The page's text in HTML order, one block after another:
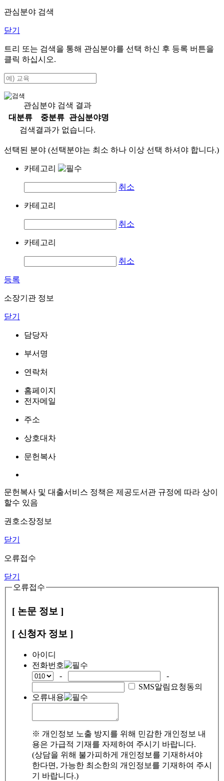
관심분야 검색
닫기
트리 또는 검색을 통해 관심분야를 선택 하신 후 등록 버튼을
클릭 하십시오.
관심분야 검색 결과
대분류
중분류
관심분야명
검색결과가 없습니다.
선택된 분야 (선택분야는 최소 하나 이상 선택 하셔야 합니다.)
카테고리
취소
카테고리
취소
카테고리
취소
등록
소장기관 정보
닫기
담당자
부서명
연락처
홈페이지
전자메일
주소
상호대차
문헌복사
문헌복사 및 대출서비스 정책은 제공도서관 규정에 따라 상이
할수 있음
권호소장정보
닫기
오류접수
닫기
오류접수
[ 논문 정보 ]
[ 신청자 정보 ]
아이디
전화번호
-
-
SMS알림요청동의
오류내용
※ 개인정보 노출 방지를 위해 민감한 개인정보 내
용은 가급적 기재를 자제하여 주시기 바랍니다.
(상담을 위해 불가피하게 개인정보를 기재하셔야
한다면, 가능한 최소한의 개인정보를 기재하여 주시
기 바랍니다.)